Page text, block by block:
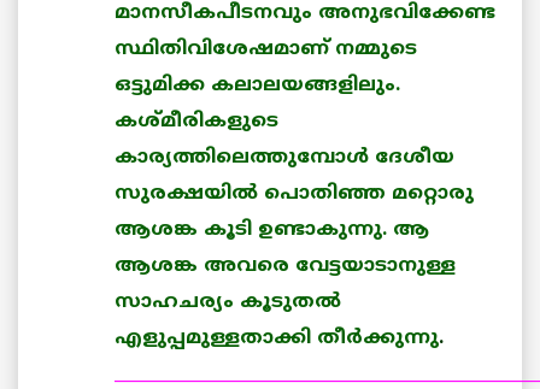
മാനസീകപീടനവും അനുഭവിക്കേണ്ട
സ്ഥിതിവിശേഷമാണ് നമ്മുടെ
ഒട്ടുമിക്ക കലാലയങ്ങളിലും.
കശ്മീരികളുടെ
കാര്യത്തിലെത്തുമ്പോള്‍ ദേശീയ
സുരക്ഷയില്‍ പൊതിഞ്ഞ മറ്റൊരു
ആശങ്ക കൂടി ഉണ്ടാകുന്നു. ആ
ആശങ്ക അവരെ വേട്ടയാടാനുള്ള
സാഹചര്യം കൂടുതല്‍
എളുപ്പമുള്ളതാക്കി തീര്‍ക്കുന്നു.